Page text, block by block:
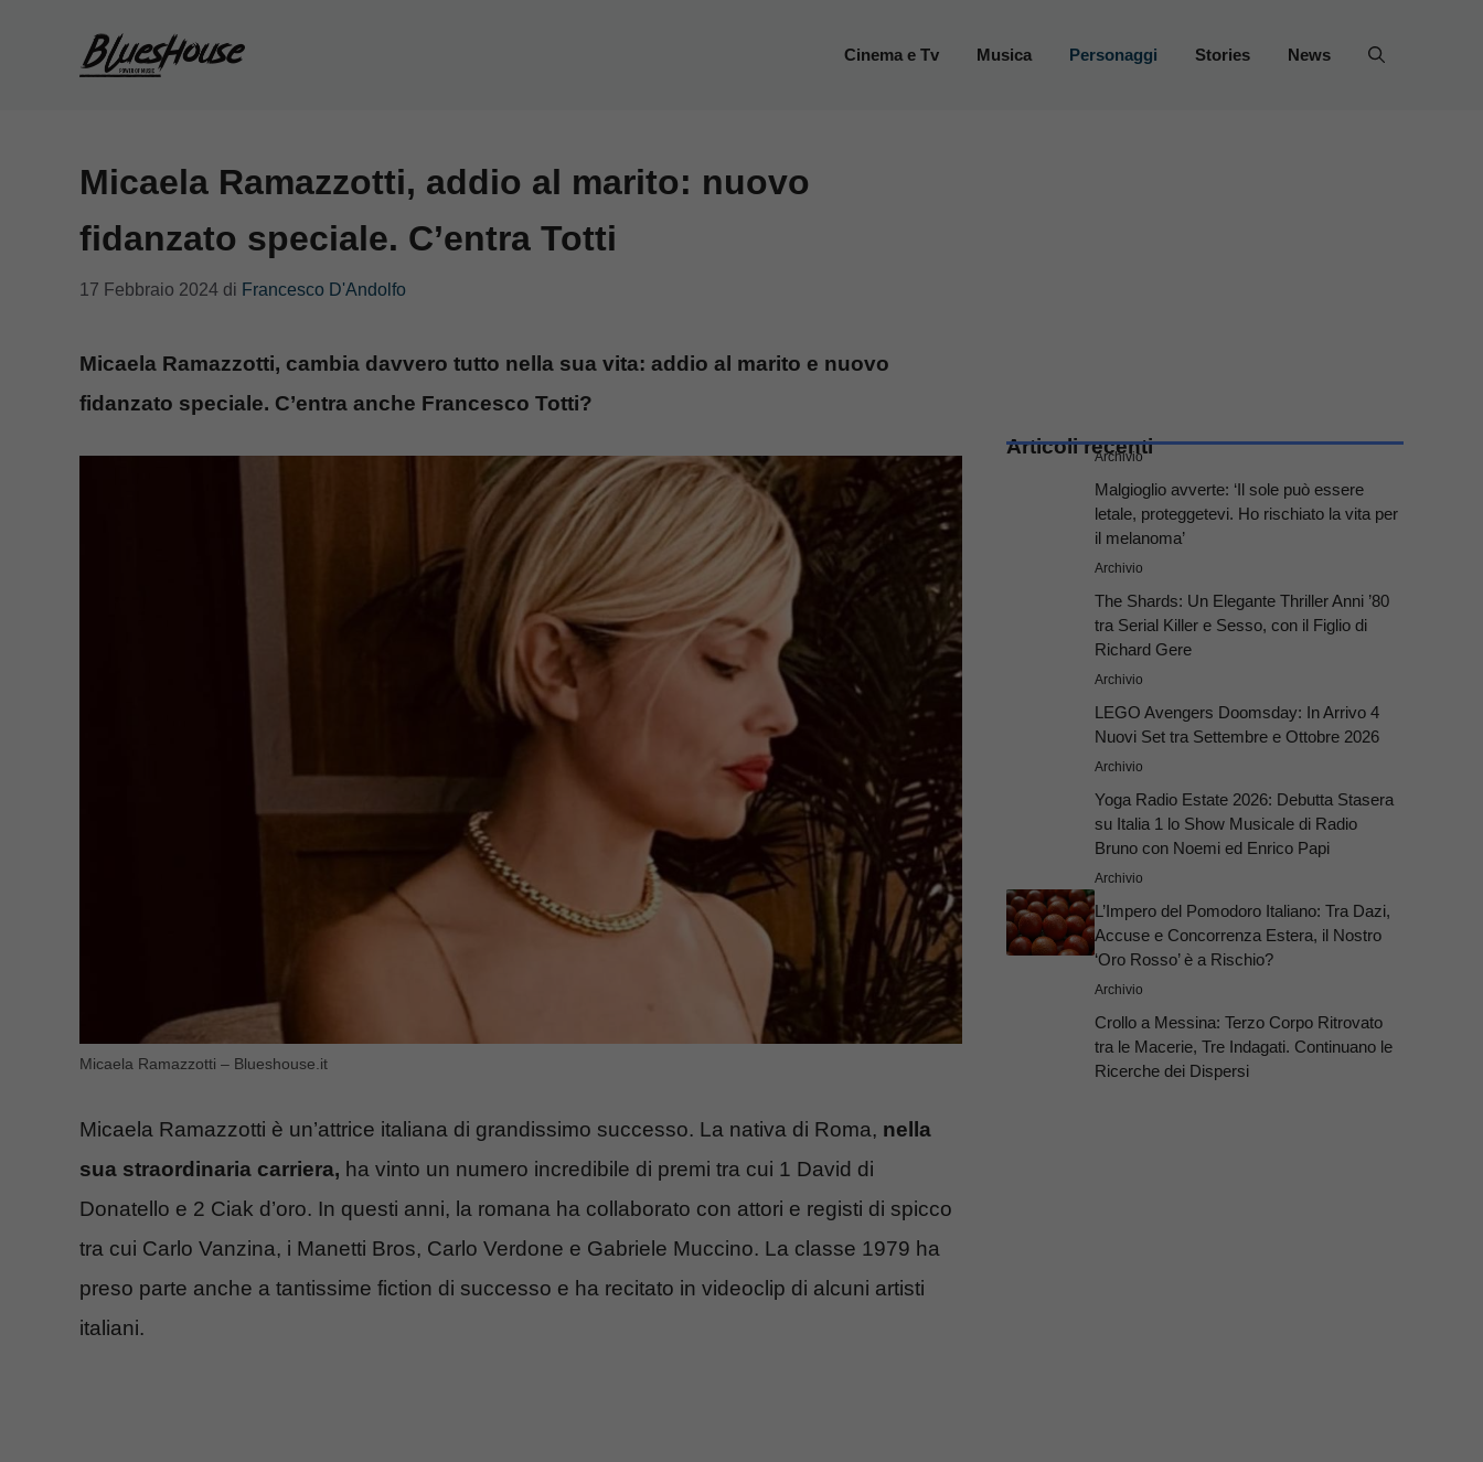
Cinema e Tv Musica Personaggi Stories News
Micaela Ramazzotti, addio al marito: nuovo
fidanzato speciale. C’entra Totti
17 Febbraio 2024 di Francesco D'Andolfo
Micaela Ramazzotti, cambia davvero tutto nella sua vita: addio al marito e nuovo
fidanzato speciale. C’entra anche Francesco Totti?
Micaela Ramazzotti – Blueshouse.it
Micaela Ramazzotti è un’attrice italiana di grandissimo successo. La nativa di Roma, nella
sua straordinaria carriera, ha vinto un numero incredibile di premi tra cui 1 David di
Donatello e 2 Ciak d’oro. In questi anni, la romana ha collaborato con attori e registi di spicco
tra cui Carlo Vanzina, i Manetti Bros, Carlo Verdone e Gabriele Muccino. La classe 1979 ha
preso parte anche a tantissime fiction di successo e ha recitato in videoclip di alcuni artisti
italiani.
Articoli recenti
Archivio
Malgioglio avverte: ‘Il sole può essere
letale, proteggetevi. Ho rischiato la vita per
il melanoma’
Archivio
The Shards: Un Elegante Thriller Anni ’80
tra Serial Killer e Sesso, con il Figlio di
Richard Gere
Archivio
LEGO Avengers Doomsday: In Arrivo 4
Nuovi Set tra Settembre e Ottobre 2026
Archivio
Yoga Radio Estate 2026: Debutta Stasera
su Italia 1 lo Show Musicale di Radio
Bruno con Noemi ed Enrico Papi
Archivio
L’Impero del Pomodoro Italiano: Tra Dazi,
Accuse e Concorrenza Estera, il Nostro
‘Oro Rosso’ è a Rischio?
Archivio
Crollo a Messina: Terzo Corpo Ritrovato
tra le Macerie, Tre Indagati. Continuano le
Ricerche dei Dispersi